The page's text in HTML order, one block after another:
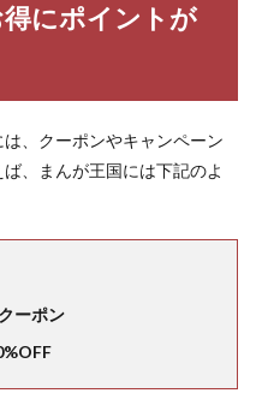
にポイントが
、クーポンやキャンペーン
、まんが王国には下記のよ
ーポン